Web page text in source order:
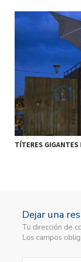
TÍTERES
Dejar una
Tu dirección de
Los campos